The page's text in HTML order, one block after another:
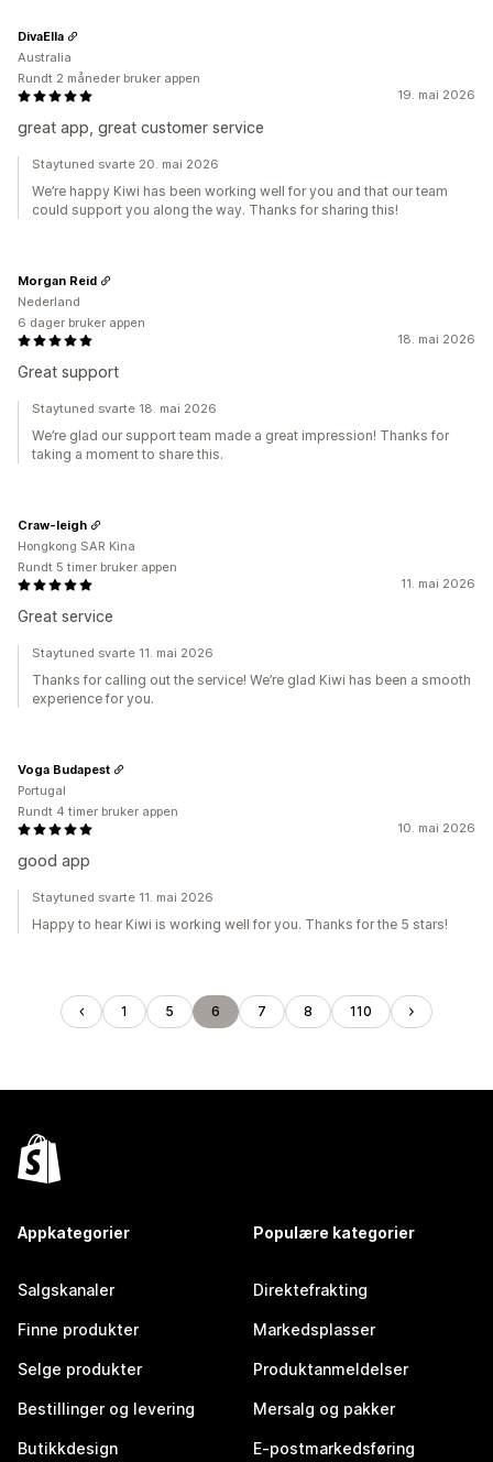
19. mai 2026
great app, great customer service
DivaElla
Australia
Rundt 2 måneder bruker appen
Staytuned svarte 20. mai 2026
We’re happy Kiwi has been working well for you and that our team
could support you along the way. Thanks for sharing this!
18. mai 2026
Great support
Morgan Reid
Nederland
6 dager bruker appen
Staytuned svarte 18. mai 2026
We’re glad our support team made a great impression! Thanks for
taking a moment to share this.
11. mai 2026
Great service
Craw-leigh
Hongkong SAR Kina
Rundt 5 timer bruker appen
Staytuned svarte 11. mai 2026
Thanks for calling out the service! We’re glad Kiwi has been a smooth
experience for you.
10. mai 2026
good app
Voga Budapest
Portugal
Rundt 4 timer bruker appen
Staytuned svarte 11. mai 2026
Happy to hear Kiwi is working well for you. Thanks for the 5 stars!
1 5 6 7 8 110
Appkategorier
Salgskanaler
Finne produkter
Selge produkter
Bestillinger og levering
Butikkdesign
Populære kategorier
Direktefrakting
Markedsplasser
Produktanmeldelser
Mersalg og pakker
E-postmarkedsføring